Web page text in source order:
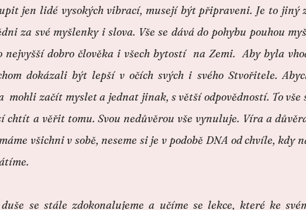
jen lidé vysokých vibrací, musejí být připraveni. Je to jiný
za své myšlenky i slova. Vše se dává do pohybu pouhou
nejvyšší dobro člověka i všech bytostí na Zemi. Aby byla
dokázali být lepší v očích svých i svého Stvořitele.
mohli začít myslet a jednat jinak, s větší odpovědností. To vše
chtít a věřit tomu. Svou nedůvěrou vše vynuluje. Víra a
všichni v sobě, neseme si je v podobě DNA od chvíle, kdy
se stále zdokonalujeme a učíme se lekce, které ke